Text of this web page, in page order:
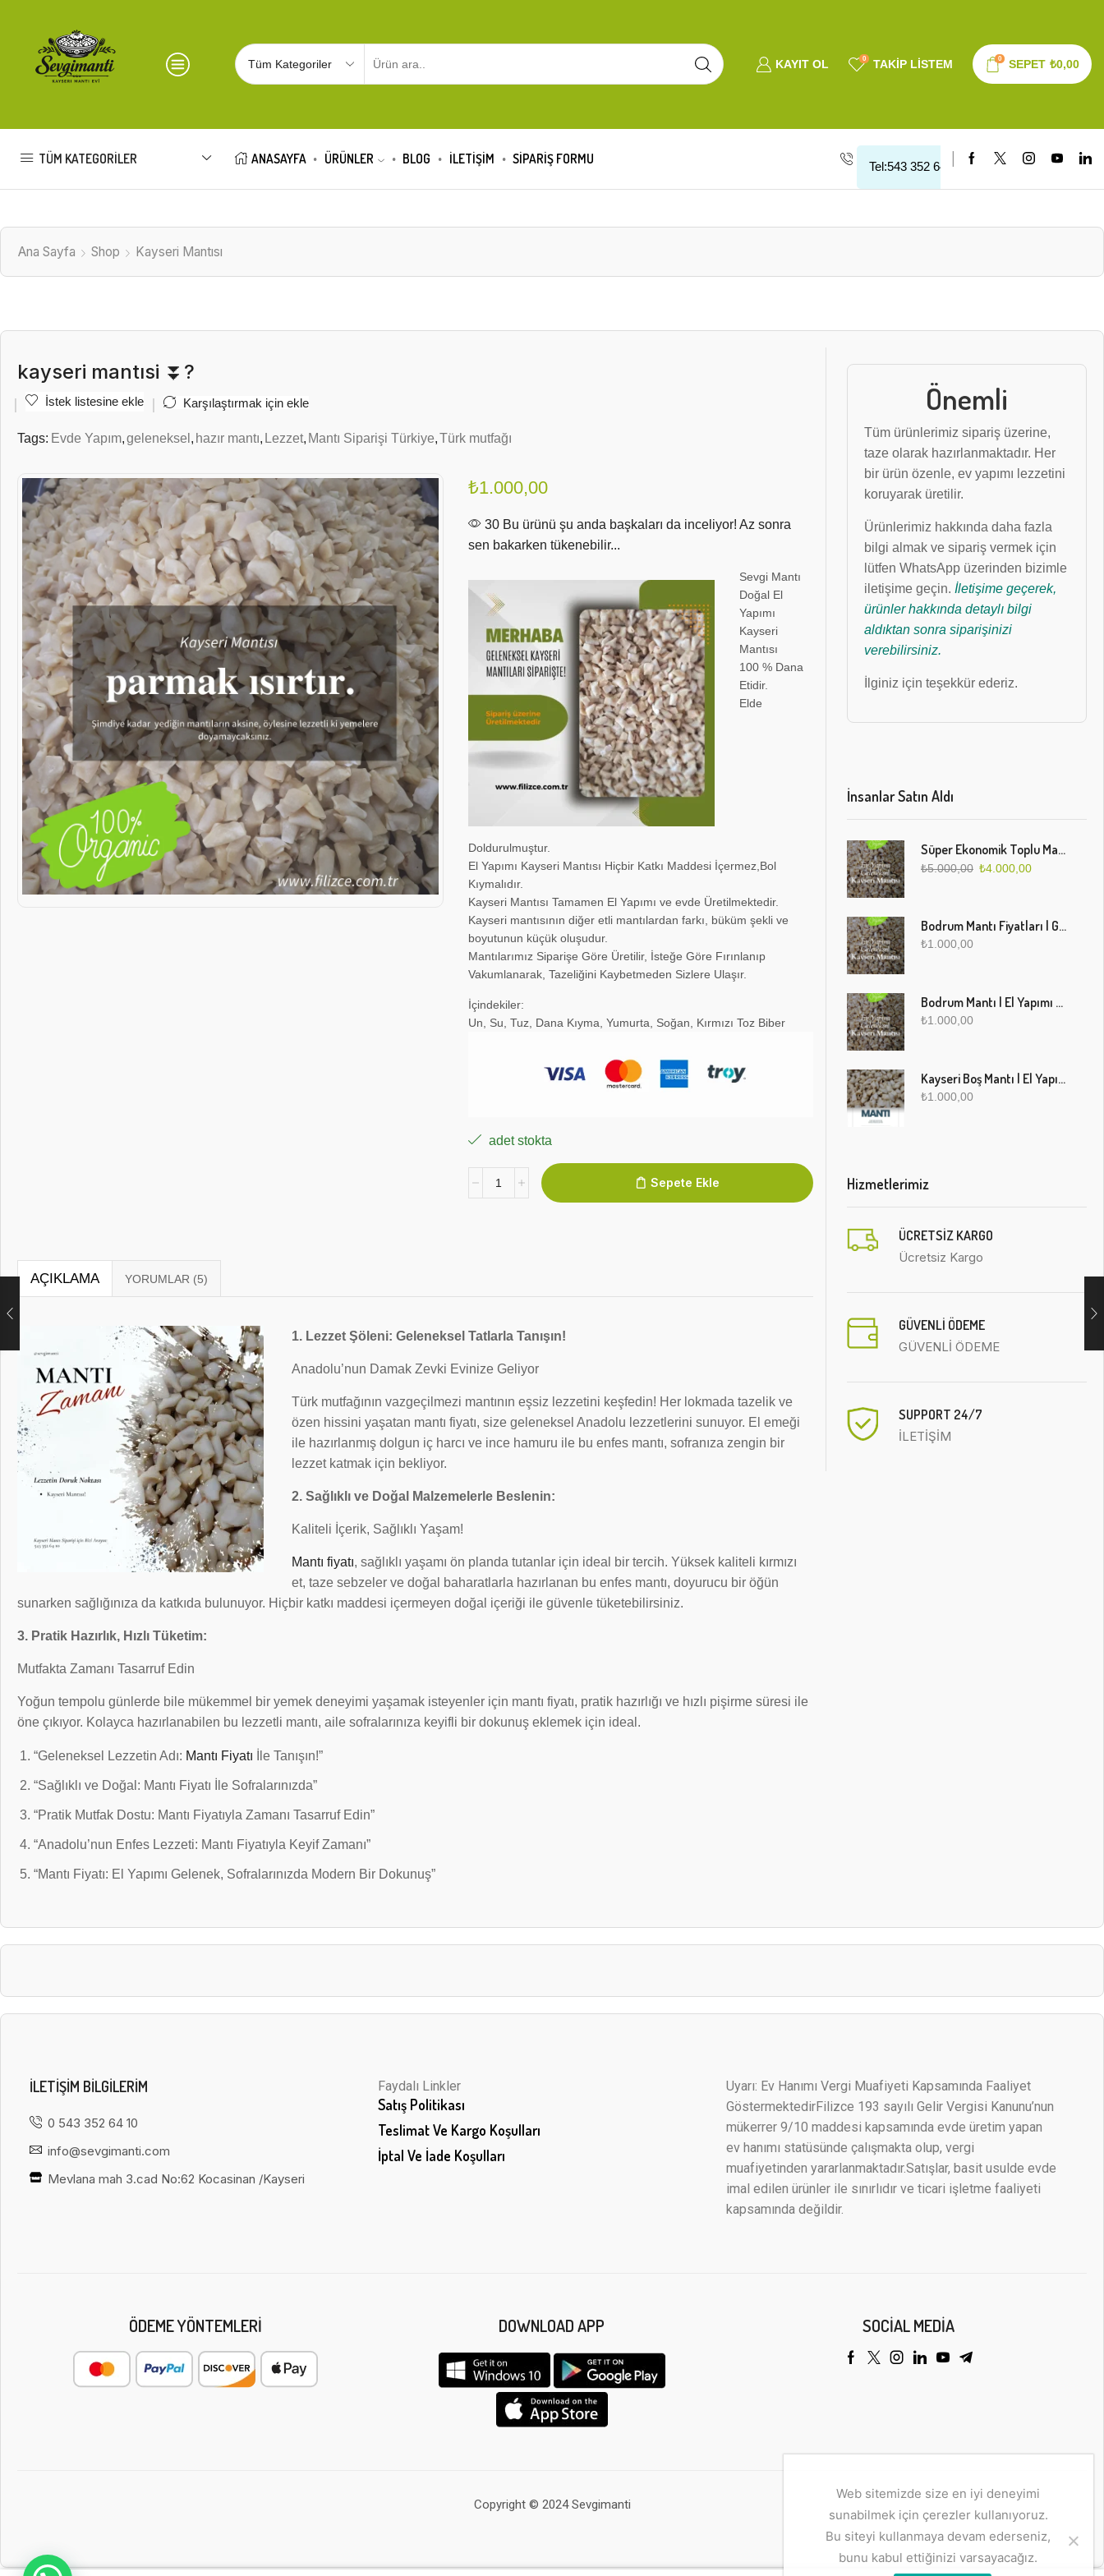
KAYIT OL 0 TAKIP LISTEM 0 SEPET ₺0,00
TÜM KATEGORILER ANASAYFA ÜRÜNLER BLOG İLETİŞİM SIPARIŞ FORMU Tel:543 352 64 10
Ana Sayfa Shop Kayseri Mantısı
kayseri mantısi ⏬?
İstek listesine ekle Karşılaştırmak için ekle
Tags: Evde Yapım,geleneksel, hazır mantı, Lezzet, Mantı Siparişi Türkiye,Türk mutfağı
₺1.000,00
30 Bu ürünü şu anda başkaları da inceliyor! Az sonra
sen bakarken tükenebilir...
Sevgi Mantı
Doğal El
Yapımı
Kayseri
Mantısı
100 % Dana
Etidir.
Elde
Doldurulmuştur.
El Yapımı Kayseri Mantısı Hiçbir Katkı Maddesi İçermez,Bol
Kıymalıdır.
Kayseri Mantısı Tamamen El Yapımı ve evde Üretilmektedir.
Kayseri mantısının diğer etli mantılardan farkı, büküm şekli ve
boyutunun küçük oluşudur.
Mantılarımız Siparişe Göre Üretilir, İsteğe Göre Fırınlanıp
Vakumlanarak, Tazeliğini Kaybetmeden Sizlere Ulaşır.
İçindekiler:
Un, Su, Tuz, Dana Kıyma, Yumurta, Soğan, Kırmızı Toz Biber
adet stokta
Sepete Ekle
AÇIKLAMA
1. Lezzet Şöleni: Geleneksel Tatlarla Tanışın!
Anadolu’nun Damak Zevki Evinize Geliyor
Türk mutfağının vazgeçilmezi mantının eşsiz lezzetini keşfedin! Her lokmada tazelik ve
özen hissini yaşatan mantı fiyatı, size geleneksel Anadolu lezzetlerini sunuyor. El emeği
ile hazırlanmış dolgun iç harcı ve ince hamuru ile bu enfes mantı, sofranıza zengin bir
lezzet katmak için bekliyor.
2. Sağlıklı ve Doğal Malzemelerle Beslenin:
Kaliteli İçerik, Sağlıklı Yaşam!
Mantı fiyatı, sağlıklı yaşamı ön planda tutanlar için ideal bir tercih. Yüksek kaliteli kırmızı
et, taze sebzeler ve doğal baharatlarla hazırlanan bu enfes mantı, doyurucu bir öğün
sunarken sağlığınıza da katkıda bulunuyor. Hiçbir katkı maddesi içermeyen doğal içeriği ile güvenle tüketebilirsiniz.
3. Pratik Hazırlık, Hızlı Tüketim:
Mutfakta Zamanı Tasarruf Edin
Yoğun tempolu günlerde bile mükemmel bir yemek deneyimi yaşamak isteyenler için mantı fiyatı, pratik hazırlığı ve hızlı pişirme süresi ile
öne çıkıyor. Kolayca hazırlanabilen bu lezzetli mantı, aile sofralarınıza keyifli bir dokunuş eklemek için ideal.
“Geleneksel Lezzetin Adı: Mantı Fiyatı İle Tanışın!”
“Sağlıklı ve Doğal: Mantı Fiyatı İle Sofralarınızda”
“Pratik Mutfak Dostu: Mantı Fiyatıyla Zamanı Tasarruf Edin”
“Anadolu’nun Enfes Lezzeti: Mantı Fiyatıyla Keyif Zamanı”
“Mantı Fiyatı: El Yapımı Gelenek, Sofralarınızda Modern Bir Dokunuş”
Önemli
Tüm ürünlerimiz sipariş üzerine,
taze olarak hazırlanmaktadır. Her
bir ürün özenle, ev yapımı lezzetini
koruyarak üretilir.
Ürünlerimiz hakkında daha fazla
bilgi almak ve sipariş vermek için
lütfen WhatsApp üzerinden bizimle
iletişime geçin. İletişime geçerek,
ürünler hakkında detaylı bilgi
aldıktan sonra siparişinizi
verebilirsiniz.
İlginiz için teşekkür ederiz.
İnsanlar Satın Aldı
Süper Ekonomik Toplu Mantı Paketi (5 Kg)
₺5.000,00 ₺4.000,00
Bodrum Mantı Fiyatları | Geleneksel Türk Mantısı Online Sipariş
₺1.000,00
Bodrum Mantı | El Yapımı Geleneksel Mantı Lezzeti
₺1.000,00
Kayseri Boş Mantı | El Yapımı Geleneksel Fırınlanmış Mantı
₺1.000,00
Hizmetlerimiz
ÜCRETSIZ KARGO
Ücretsiz Kargo
GÜVENLİ ÖDEME
GÜVENLİ ÖDEME
SUPPORT 24/7
İLETİŞİM
ILETIŞIM BILGILERIM
0 543 352 64 10
info@sevgimanti.com
Mevlana mah 3.cad No:62 Kocasinan /Kayseri
Faydalı Linkler
Satış Politikası
Teslimat Ve Kargo Koşulları
İptal Ve İade Koşulları
Uyarı: Ev Hanımı Vergi Muafiyeti Kapsamında Faaliyet
GöstermektedirFilizce 193 sayılı Gelir Vergisi Kanunu’nun
mükerrer 9/10 maddesi kapsamında evde üretim yapan
ev hanımı statüsünde çalışmakta olup, vergi
muafiyetinden yararlanmaktadır.Satışlar, basit usulde evde
imal edilen ürünler ile sınırlıdır ve ticari işletme faaliyeti
kapsamında değildir.
ÖDEME YÖNTEMLERI DOWNLOAD APP SOCIAL MEDIA
Copyright © 2024 Sevgimanti
Web sitemizde size en iyi deneyimi
sunabilmek için çerezler kullanıyoruz.
Bu siteyi kullanmaya devam ederseniz,
bunu kabul ettiğinizi varsayacağız.